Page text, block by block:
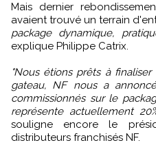
Mais dernier
avaient trouvé un terrain
package dynamique,
explique Philippe Catrix.
"Nous étions prêts à
gateau, NF nous a
commissionnés sur le
représente actuellement
souligne encore le
distributeurs franchisés NF.